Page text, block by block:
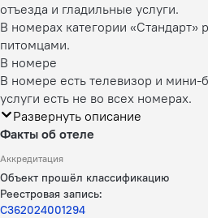
отъезда и гладильные услуги.
В номерах категории
питомцами.
В номере
В номере есть телевизор и
услуги есть не во всех номерах.
Развернуть описание
Факты об отеле
Аккредитация
Объект прошёл классификацию
Реестровая запись:
С362024001294